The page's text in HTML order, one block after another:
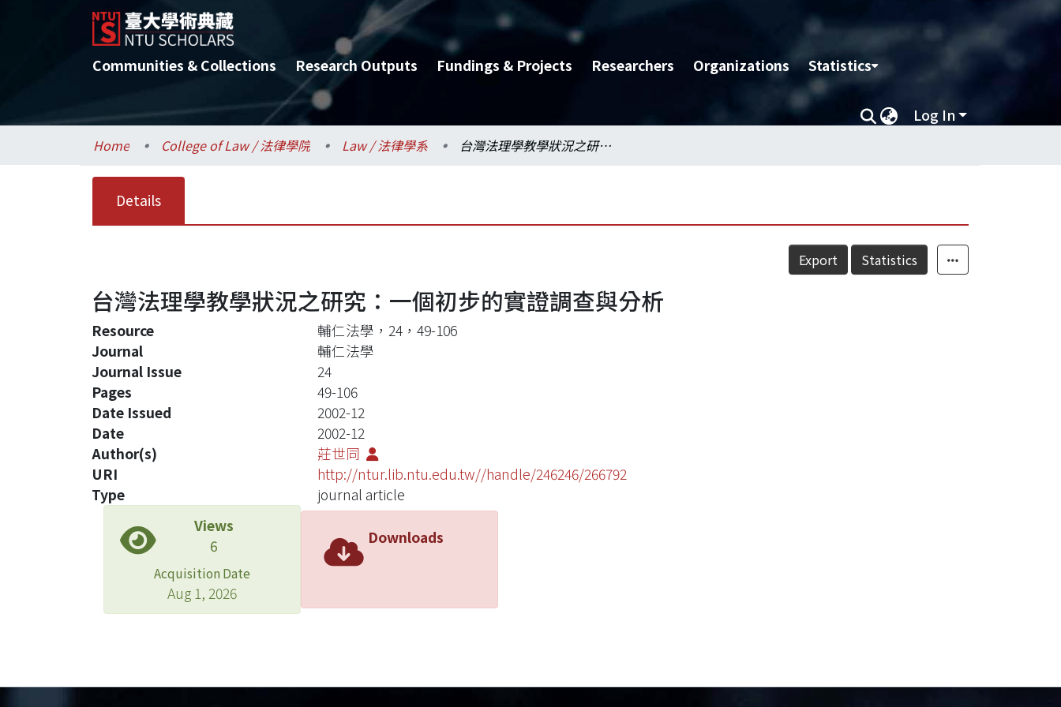
Communities & Collections Research Outputs Fundings & Projects Researchers Organizations Statistics
Log In
Home College of Law / 法律學院 Law / 法律學系 台灣法理學教學狀況之研究：一個初步的實證調查與分析
Details
Export Statistics
台灣法理學教學狀況之研究：一個初步的實證調查與分析
Resource
輔仁法學，24，49-106
Journal
輔仁法學
Journal Issue
24
Pages
49-106
Date Issued
2002-12
Date
2002-12
Author(s)
莊世同
URI
http://ntur.lib.ntu.edu.tw//handle/246246/266792
Type
journal article
Views
6
Acquisition Date
Aug 1, 2026
Downloads